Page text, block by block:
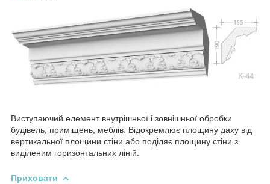
Виступаючий елемент внутрішньої і зовнішньої обробки
будівель, приміщень, меблів. Відокремлює площину даху від
вертикальної площини стіни або поділяє площину стіни з
виділеним горизонтальних ліній.
Приховати